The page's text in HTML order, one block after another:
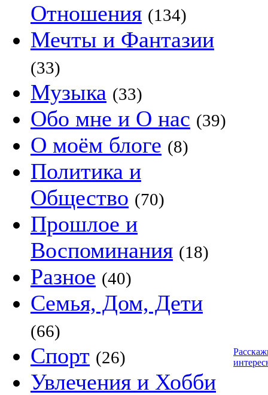
Отношения (134)
Мечты и Фантазии
(33)
Музыка (33)
Обо мне и О нас (39)
О моём блоге (8)
Политика и
Общество (70)
Прошлое и
Воспоминания (18)
Разное (40)
Семья, Дом, Дети
(66)
Спорт (26)
Увлечения и Хобби